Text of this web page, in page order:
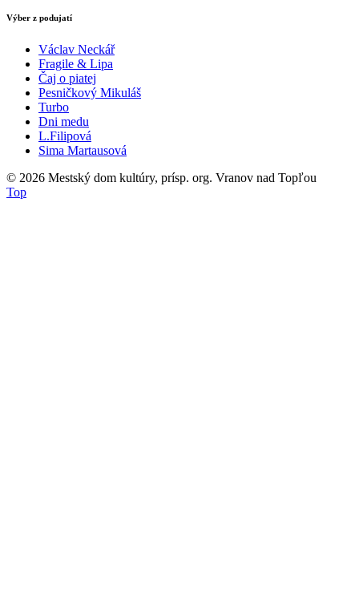
Výber z podujatí
Václav Neckář
Fragile & Lipa
Čaj o piatej
Pesničkový Mikuláš
Turbo
Dni medu
L.Filipová
Sima Martausová
© 2026 Mestský dom kultúry, prísp. org. Vranov nad Topľou
Top